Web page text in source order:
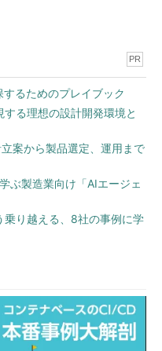
PR
るためのプレイブック
る理想の設計開発環境と
案から製品選定、運用まで
ぶ製造業向け「AIエージェ
乗り越える、8社の事例に学